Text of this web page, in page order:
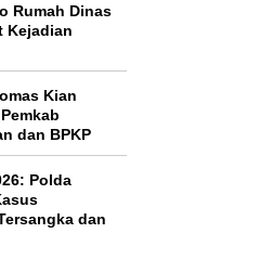
Rumah Dinas
Kejadian
Kian
dan BPKP
Polda
dan